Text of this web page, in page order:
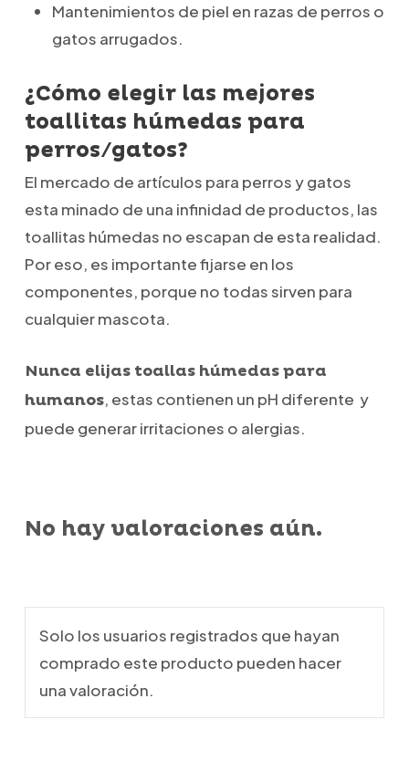
Mantenimientos de piel en razas de perros o
gatos arrugados.
¿Cómo elegir las mejores
toallitas húmedas para
perros/gatos?
El mercado de artículos para perros y gatos
esta minado de una infinidad de productos, las
toallitas húmedas no escapan de esta realidad.
Por eso, es importante fijarse en los
componentes, porque no todas sirven para
cualquier mascota.
Nunca elijas toallas húmedas para
humanos, estas contienen un pH diferente y
puede generar irritaciones o alergias.
No hay valoraciones aún.
Solo los usuarios registrados que hayan
comprado este producto pueden hacer
una valoración.